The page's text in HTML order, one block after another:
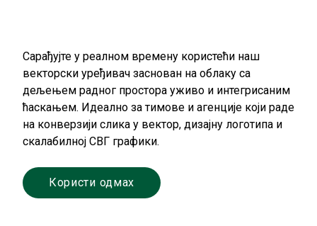
Сарађујте у реалном времену користећи наш
векторски уређивач заснован на облаку са
дељењем радног простора уживо и интегрисаним
ћаскањем. Идеално за тимове и агенције који раде
на конверзији слика у вектор, дизајну логотипа и
скалабилној СВГ графики.
Користи одмах